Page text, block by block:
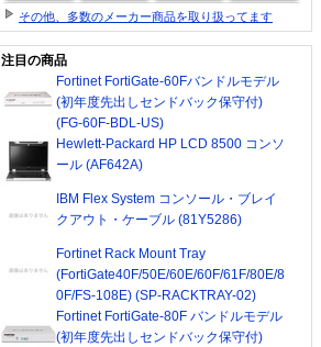
その他、多数のメーカー商品を取り扱ってます
注目の商品
Fortinet FortiGate-60Fバンドルモデル
(初年度先出しセンドバック保守付)
(FG-60F-BDL-US)
Hewlett-Packard HP LCD 8500 コンソ
ール (AF642A)
IBM Flex System コンソール・ブレイ
クアウト・ケーブル (81Y5286)
Fortinet Rack Mount Tray
(FortiGate40F/50E/60E/60F/61F/80E/8
0F/FS-108E) (SP-RACKTRAY-02)
Fortinet FortiGate-80F バンドルモデル
(初年度先出しセンドバック保守付)